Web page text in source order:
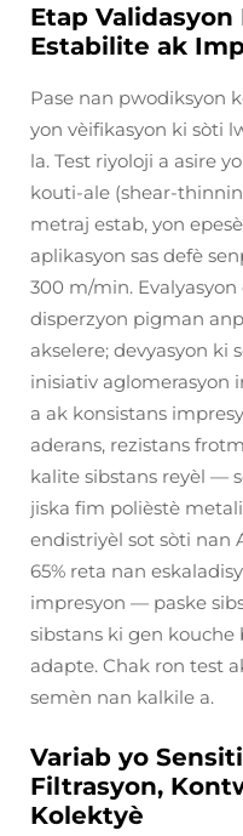
Etap
Estabilite ak
Pase nan pwodiksyon
yon vèifikasyon ki sòti
la. Test riyoloji a asire
kouti-ale (shear-
metraj estab, yon
aplikasyon sas defè
300 m/min.
disperzyon pigman
akselere; devyasyon ki
inisiativ aglomerasyon
a ak konsistans
aderans, rezistans
kalite sibstans reyèl —
jiska fim polièstè
endistriyèl sot sòti nan
65% reta nan
impresyon — paske
sibstans ki gen
adapte. Chak ron test
semèn nan kalkile a.
Variab yo
Filtrasyon,
Kolektyè